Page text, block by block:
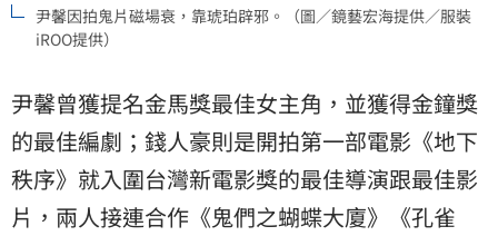
尹馨因拍鬼片磁場衰，靠琥珀辟邪。（圖／鏡藝宏海提供／服裝
iROO提供）
尹馨曾獲提名金馬獎最佳女主角，並獲得金鐘獎
的最佳編劇；錢人豪則是開拍第一部電影《地下
秩序》就入圍台灣新電影獎的最佳導演跟最佳影
片，兩人接連合作《鬼們之蝴蝶大廈》《孔雀